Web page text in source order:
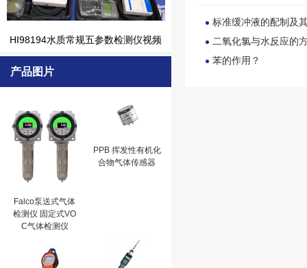
HI98194水质常规五参数检测仪视频
产品图片
Falco泵送式气体
检测仪 固定式VO
C气体检测仪
PPB 挥发性有机化
合物气体传感器
标准缓冲液的配制及
二氧化氯与水反应的
苯的作用？